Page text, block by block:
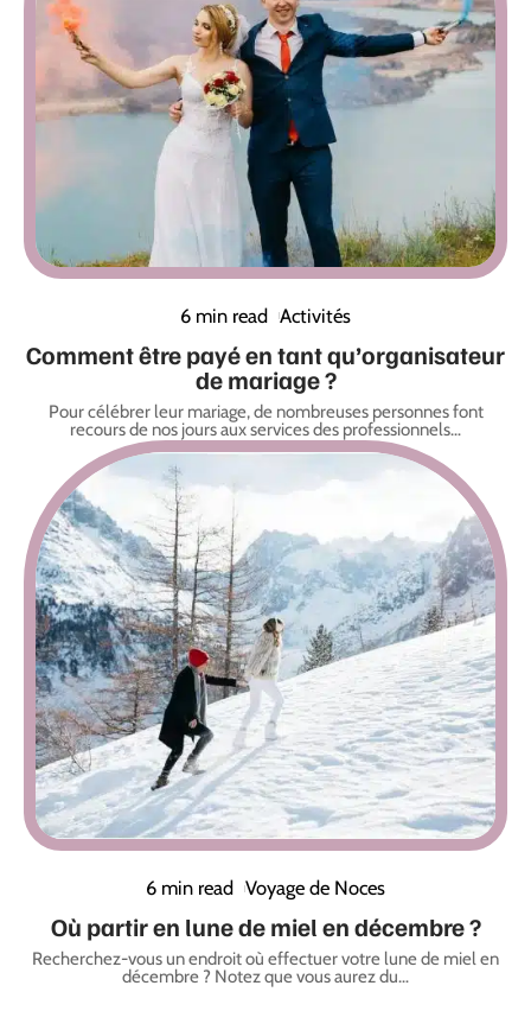
6 min read Activités
Comment être payé en tant qu’organisateur
de mariage ?
Pour célébrer leur mariage, de nombreuses personnes font
recours de nos jours aux services des professionnels…
6 min read Voyage de Noces
Où partir en lune de miel en décembre ?
Recherchez-vous un endroit où effectuer votre lune de miel en
décembre ? Notez que vous aurez du…